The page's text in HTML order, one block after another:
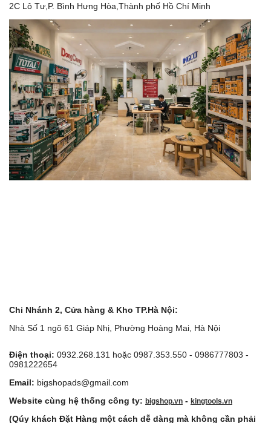
2C Lô Tư,P. Bình Hưng Hòa,Thành phố Hồ Chí Minh
Chi Nhánh 2, Cửa hàng & Kho TP.Hà Nội:
Nhà Số 1 ngõ 61 Giáp Nhị, Phường Hoàng Mai, Hà Nội
Điện thoại: 0932.268.131 hoặc 0987.353.550 - 0986777803 -
0981222654
Email: bigshopads@gmail.com
Website cùng hệ thống công ty: bigshop.vn - kingtools.vn
(Qúy khách Đặt Hàng một cách dễ dàng mà không cần phải